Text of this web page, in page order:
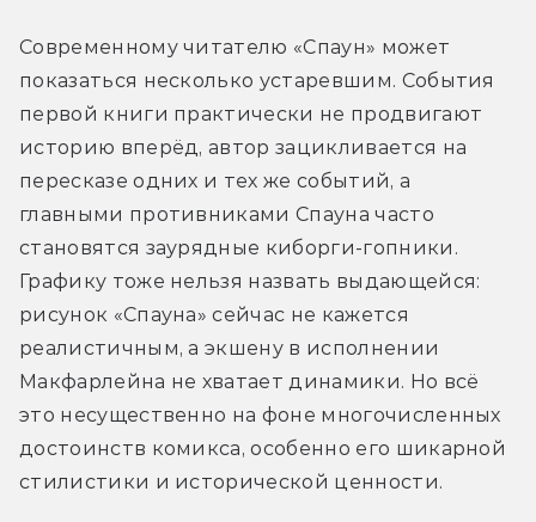
Современному читателю «Спаун» может
показаться несколько устаревшим. События
первой книги практически не продвигают
историю вперёд, автор зацикливается на
пересказе одних и тех же событий, а
главными противниками Спауна часто
становятся заурядные киборги-гопники.
Графику тоже нельзя назвать выдающейся:
рисунок «Спауна» сейчас не кажется
реалистичным, а экшену в исполнении
Макфарлейна не хватает динамики. Но всё
это несущественно на фоне многочисленных
достоинств комикса, особенно его шикарной
стилистики и исторической ценности.